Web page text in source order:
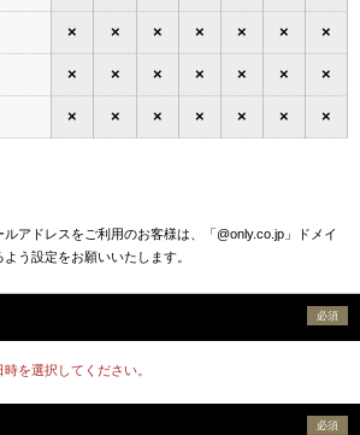
× × × × × × ×
× × × × × × ×
× × × × × × ×
アドレスをご利用のお客様は、「@only.co.jp」ドメイ
う設定をお願いいたします。
必須
を選択してください。
必須